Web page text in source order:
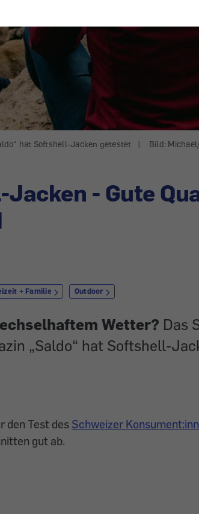
hat Softshell-Jacken getestet | Bild:
- Gute
+ Familie Outdoor
Wetter? Das
„Saldo“ hat Softshell-
den Test des Schweizer
gut ab.